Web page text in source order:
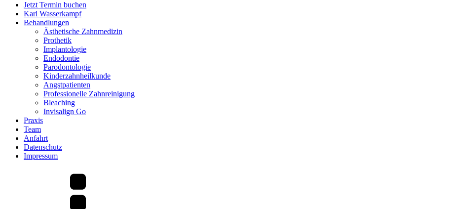
Jetzt Termin buchen
Karl Wasserkampf
Behandlungen
Ästhetische Zahnmedizin
Prothetik
Implantologie
Endodontie
Parodontologie
Kinderzahnheilkunde
Angstpatienten
Professionelle Zahnreinigung
Bleaching
Invisalign Go
Praxis
Team
Anfahrt
Datenschutz
Impressum